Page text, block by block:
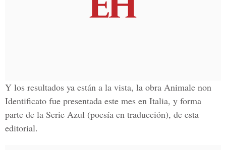
Y los resultados ya están a la vista, la obra Animale non
Identificato fue presentada este mes en Italia, y forma
parte de la Serie Azul (poesía en traducción), de esta
editorial.